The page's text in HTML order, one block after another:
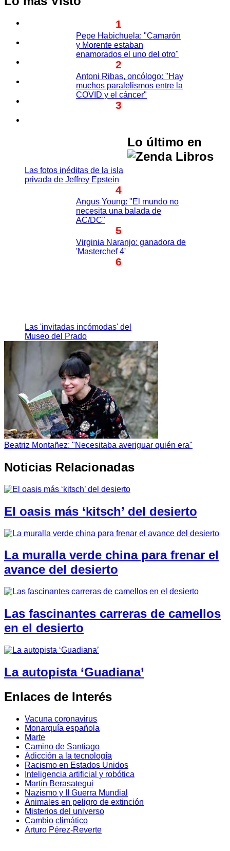
1
Pepe Habichuela: "Camarón
y Morente estaban
enamorados el uno del otro"
2
Antoni Ribas, oncólogo: "Hay
muchos paralelismos entre la
COVID y el cáncer"
3
Las fotos inéditas de la isla
privada de Jeffrey Epstein
4
Angus Young: "El mundo no
necesita una balada de
AC/DC"
5
Virginia Naranjo: ganadora de
'Masterchef 4'
6
Las 'invitadas incómodas' del
Museo del Prado
Lo último en
Beatriz Montañez: "Necesitaba averiguar quién era"
Noticias Relacionadas
El oasis más ‘kitsch’ del desierto
La muralla verde china para frenar el
avance del desierto
Las fascinantes carreras de camellos
en el desierto
La autopista ‘Guadiana’
Enlaces de Interés
Vacuna coronavirus
Monarquía española
Marte
Camino de Santiago
Adicción a la tecnología
Racismo en Estados Unidos
Inteligencia artificial y robótica
Martín Berasategui
Nazismo y II Guerra Mundial
Animales en peligro de extinción
Misterios del universo
Cambio climático
Arturo Pérez-Reverte